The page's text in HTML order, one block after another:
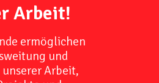
Arbeit!
ermöglichen
und
Arbeit,